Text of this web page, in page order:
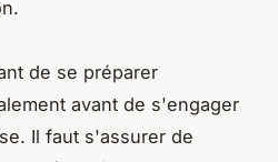
de se préparer
avant de s'engager
Il faut s'assurer de